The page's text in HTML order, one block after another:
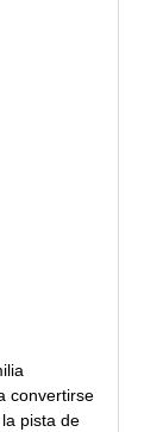
convertirse
pista de